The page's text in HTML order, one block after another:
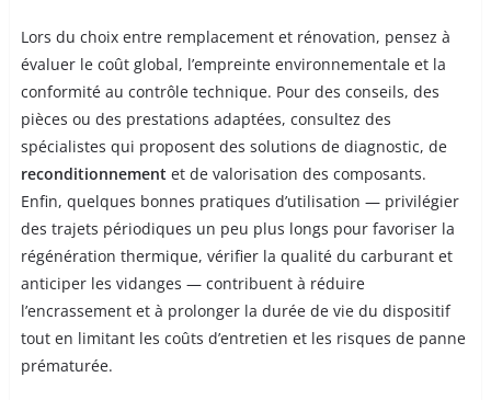
Lors du choix entre remplacement et rénovation, pensez à
évaluer le coût global, l’empreinte environnementale et la
conformité au contrôle technique. Pour des conseils, des
pièces ou des prestations adaptées, consultez des
spécialistes qui proposent des solutions de diagnostic, de
reconditionnement et de valorisation des composants.
Enfin, quelques bonnes pratiques d’utilisation — privilégier
des trajets périodiques un peu plus longs pour favoriser la
régénération thermique, vérifier la qualité du carburant et
anticiper les vidanges — contribuent à réduire
l’encrassement et à prolonger la durée de vie du dispositif
tout en limitant les coûts d’entretien et les risques de panne
prématurée.